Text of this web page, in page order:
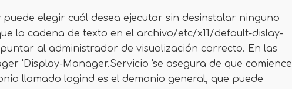
puede elegir cuál desea ejecutar sin desinstalar ninguno
la cadena de texto en el archivo/etc/x11/default-dislay-
al administrador de visualización correcto. En las
'Display-Manager.Servicio 'se asegura de que comience
llamado logind es el demonio general, que puede